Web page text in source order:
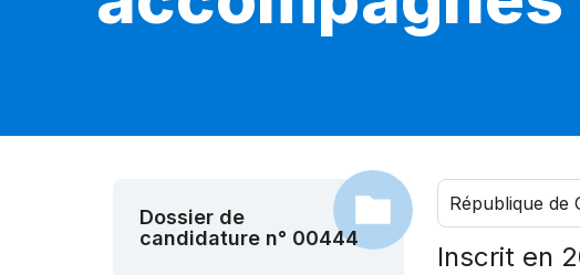
Dossier de
candidature n° 00444
République de
Inscrit en